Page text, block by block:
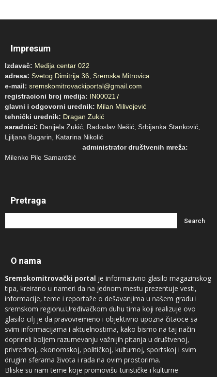
Impresum
Izdavač: Medija centar 022
adresa: Svetog Dimitrija 36, Sremska Mitrovica
e-mail: sremskomitrovackiportal@gmail.com
registracioni broj medija: IN000217
glavni i odgovorni urednik: Milan Milivojević
tehnički urednik: Dragan Zukić
saradnici: Danijela Zukić, Radoslav Nešić, Srbijanka Stanković,
Ljiljana Bugarin, Katarina Nikolić
administrator društvenih mreža:
Milenko Pile Samardžić
Pretraga
O nama
Sremskomitrovački portal je informativno glasilo magazinskog
tipa, kreirano u nameri da na jednom mestu prezentuje vesti,
informacije, teme i reportaže o dešavanjima u našem gradu i
sremskom regionu.Uređivačkom duhu tima koji realizuje ovo
glasilo cilj je da pravovremeno i objektivno upozna čitaoce sa
svim informacijama i aktuelnostima, kako bismo na taj način
doprineli boljem razumevanju važnijih pitanja u društvenoj,
privrednoj, ekonomskoj, političkoj, kulturnoj, sportskoj i svim
drugim sferama života i rada na ovim prostorima.
Bliske su nam teme koje promovišu turističke i kulturne